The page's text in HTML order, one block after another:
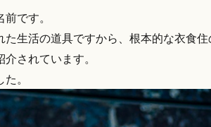
です。
生活の道具ですから、根本的な衣食
されています。
。